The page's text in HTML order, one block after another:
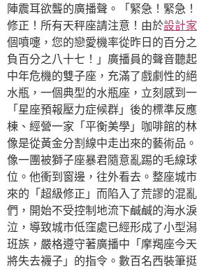
陣震耳欲聾的廣播聲。「緊急！緊急
修正！所有天秤座請注意！由於設計
個噴嚏，您的戀愛機率從昨日的百分
負百分之八十七！」廣播員的聲音聽
中年危機的雙子座，充滿了戲劇性的絕
水瓶，一個典型的水瓶座，立刻感到
「星座預報壓力症候群」後的標準反
棟、經營一家「平衡美學」咖啡館的
像是從黃金分割線中走出來的藝術品
像一團被獅子座暴君隨意亂踢的毛線
位。他衝到窗邊，往外看去。整座城
來的「超級修正」而陷入了荒謬的混
們，開始不受控制地流下鹹鹹的海水
泣，導致城市低窪處已經形成了小型
班族，嚴格遵守著廣播中「摩羯座今
將失去襪子」的指令。數百名西裝筆